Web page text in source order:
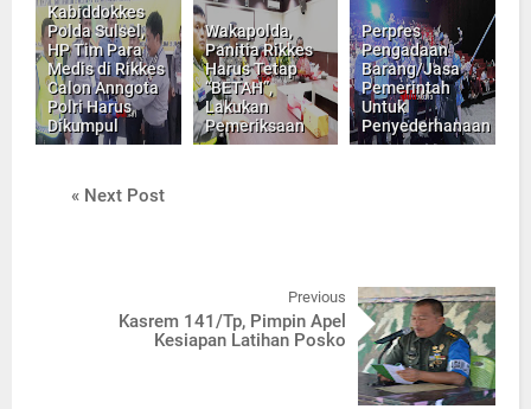
Kabiddokkes
Polda Sulsel,
HP Tim Para
Medis di Rikkes
Calon Anngota
Polri Harus
Dikumpul
Wakapolda,
Panitia Rikkes
Harus Tetap
“BETAH”,
Lakukan
Pemeriksaan
Perpres
Pengadaan
Barang/Jasa
Pemerintah
Untuk
Penyederhanaan
« Next Post
Previous
Kasrem 141/Tp, Pimpin Apel
Kesiapan Latihan Posko